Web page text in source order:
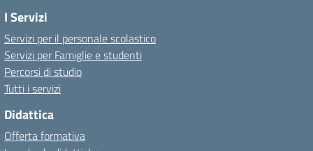
I Servizi
Servizi per il personale scolastico
Servizi per Famiglie e studenti
Percorsi di studio
Tutti i servizi
Didattica
Offerta formativa